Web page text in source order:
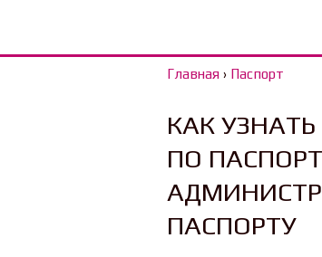
Главная› Паспорт
КАК
ПО
ПАСПОРТУ